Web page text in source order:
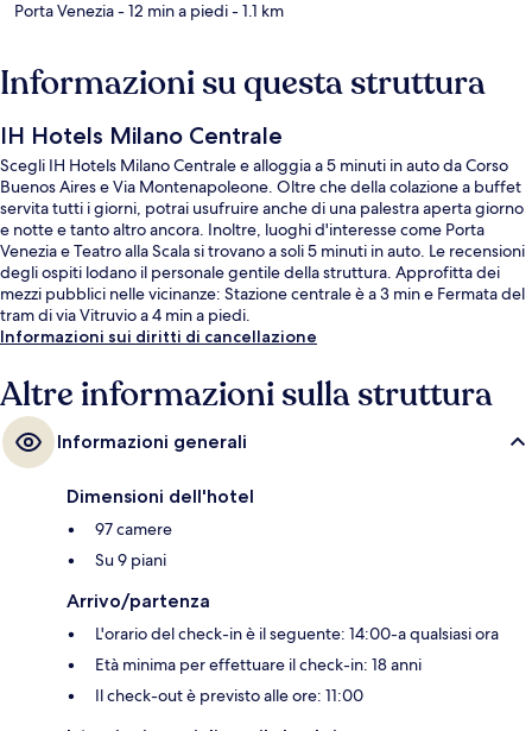
Porta Venezia- 12 min a piedi- 1.1 km
Informazioni su questa struttura
IH Hotels Milano Centrale
Scegli IH Hotels Milano Centrale e alloggia a 5 minuti in auto da Corso
Buenos Aires e Via Montenapoleone. Oltre che della colazione a buffet
servita tutti i giorni, potrai usufruire anche di una palestra aperta giorno
e notte e tanto altro ancora. Inoltre, luoghi d'interesse come Porta
Venezia e Teatro alla Scala si trovano a soli 5 minuti in auto. Le recensioni
degli ospiti lodano il personale gentile della struttura. Approfitta dei
mezzi pubblici nelle vicinanze: Stazione centrale è a 3 min e Fermata del
tram di via Vitruvio a 4 min a piedi.
Informazioni sui diritti di cancellazione
Altre informazioni sulla struttura
Informazioni generali
Dimensioni dell'hotel
97 camere
Su 9 piani
Arrivo/partenza
L'orario del check-in è il seguente: 14:00-a qualsiasi ora
Età minima per effettuare il check-in: 18 anni
Il check-out è previsto alle ore: 11:00